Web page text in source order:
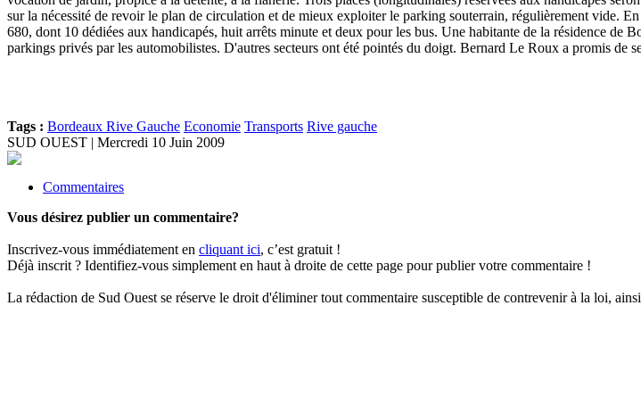
sur la nécessité de revoir le plan de circulation et de mieux exploiter le parking souterrain, régulièrement vide.
680, dont 10 dédiées aux handicapés, huit arrêts minute et deux pour les bus. Une habitante de la résidence
parkings privés par les automobilistes. D'autres secteurs ont été pointés du doigt. Bernard Le Roux a promis de
Tags : Bordeaux Rive Gauche Economie Transports Rive gauche
SUD OUEST | Mercredi 10 Juin 2009
Commentaires
Vous désirez publier un commentaire?
Inscrivez-vous immédiatement en cliquant ici, c’est gratuit !
Déjà inscrit ? Identifiez-vous simplement en haut à droite de cette page pour publier votre commentaire !
La rédaction de Sud Ouest se réserve le droit d'éliminer tout commentaire susceptible de contrevenir à la loi,